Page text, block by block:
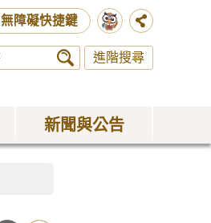
無障礙快捷鍵
進階搜尋
新聞與公告